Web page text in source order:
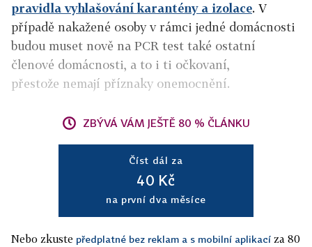
pravidla vyhlašování karantény a izolace. V
případě nakažené osoby v rámci jedné domácnosti
budou muset nově na PCR test také ostatní
členové domácnosti, a to i ti očkovaní,
přestože nemají příznaky onemocnění.
ZBÝVÁ VÁM JEŠTĚ 80 % ČLÁNKU
Číst dál za
40 Kč
na první dva měsíce
Nebo zkuste předplatné bez reklam a s mobilní aplikací za 80